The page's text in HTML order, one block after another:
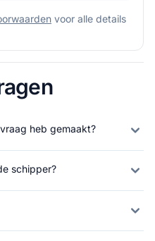
voor alle details
heb gemaakt?
schipper?